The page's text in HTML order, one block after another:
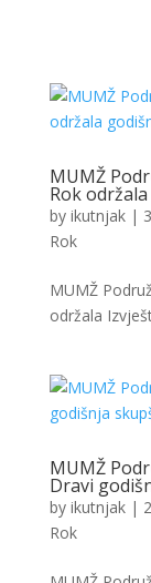
MUMŽ
Rok
by ikutnjak|
Rok
MUMŽ
održala
MUMŽ
Dravi
by ikutnjak|
Rok